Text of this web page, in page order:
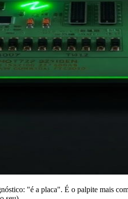
"é a placa". É o palpite mais